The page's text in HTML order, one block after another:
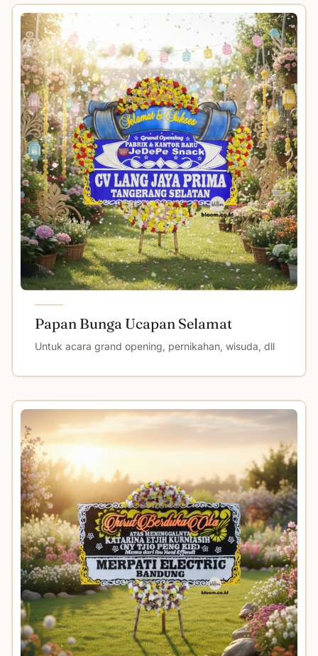
Papan Bunga Ucapan Selamat
Untuk acara grand opening, pernikahan, wisuda, dll